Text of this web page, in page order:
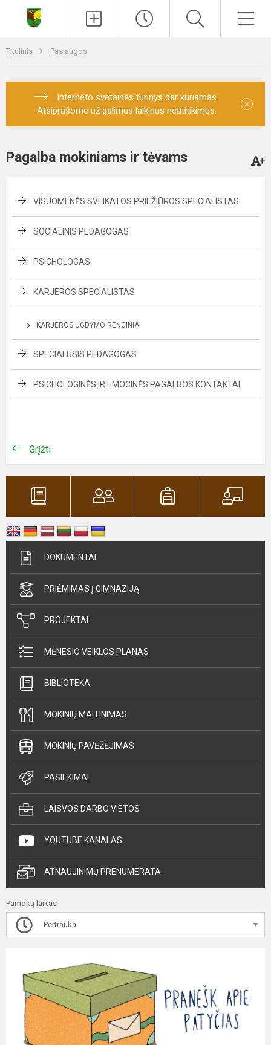
Titulinis Paslaugos
Interneto svetainės turinys dar kuriamas.
Atsiprašome už galimus laikinus neatitikimus.
×
Pagalba mokiniams ir tėvams
VISUOMENĖS SVEIKATOS PRIEŽIŪROS SPECIALISTAS
SOCIALINIS PEDAGOGAS
PSICHOLOGAS
KARJEROS SPECIALISTAS
KARJEROS UGDYMO RENGINIAI
SPECIALUSIS PEDAGOGAS
PSICHOLOGINĖS IR EMOCINĖS PAGALBOS KONTAKTAI
Grįžti
DOKUMENTAI
PRIĖMIMAS Į GIMNAZIJĄ
PROJEKTAI
MĖNESIO VEIKLOS PLANAS
BIBLIOTEKA
MOKINIŲ MAITINIMAS
MOKINIŲ PAVĖŽĖJIMAS
PASIEKIMAI
LAISVOS DARBO VIETOS
YOUTUBE KANALAS
ATNAUJINIMŲ PRENUMERATA
Pamokų laikas
Pertrauka